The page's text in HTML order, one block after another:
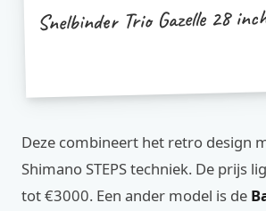
Snelbinder Trio Gazelle 28
Deze combineert het retro design
Shimano STEPS techniek. De prijs
tot €3000. Een ander model is de